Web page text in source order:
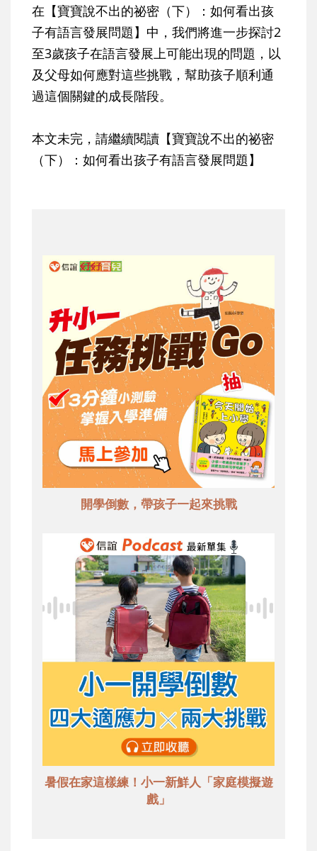
在【寶寶說不出的祕密（下）：如何看出孩
子有語言發展問題】中，我們將進一步探討2
至3歲孩子在語言發展上可能出現的問題，以
及父母如何應對這些挑戰，幫助孩子順利通
過這個關鍵的成長階段。
本文未完，請繼續閱讀【寶寶說不出的祕密
（下）：如何看出孩子有語言發展問題】
開學倒數，帶孩子一起來挑戰
暑假在家這樣練！小一新鮮人「家庭模擬遊
戲」